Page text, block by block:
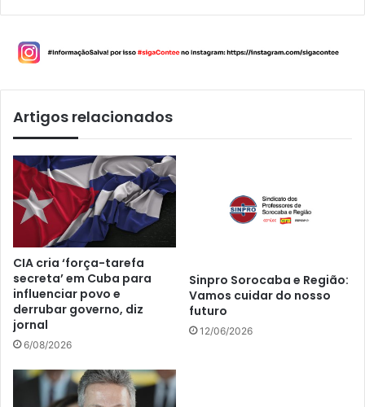
Artigos relacionados
CIA cria ‘força-tarefa
secreta’ em Cuba para
influenciar povo e
derrubar governo, diz
jornal
6/08/2026
Sinpro Sorocaba e Região:
Vamos cuidar do nosso
futuro
12/06/2026